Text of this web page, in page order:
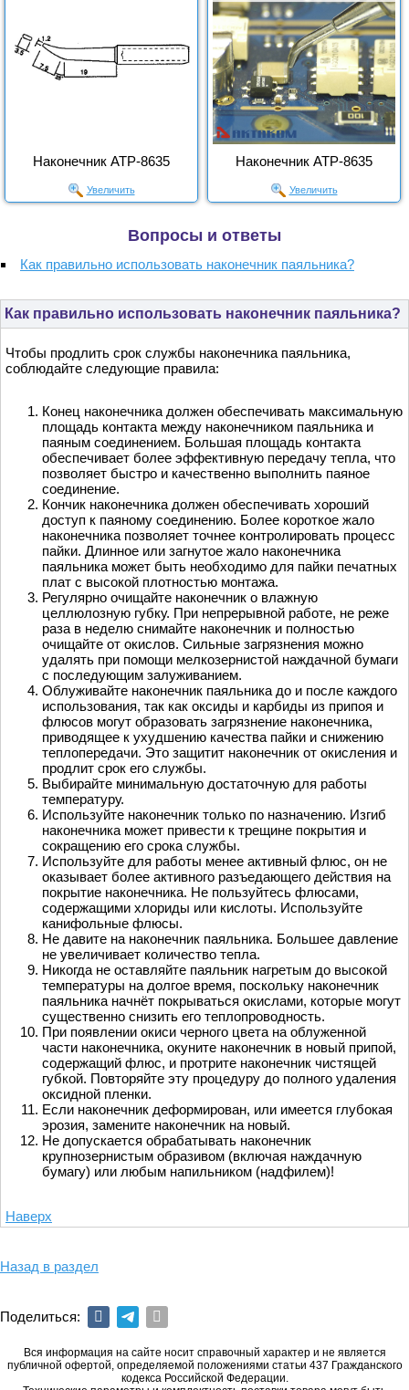
Наконечник АТР-8635
Увеличить
Наконечник АТР-8635
Увеличить
Вопросы и ответы
Как правильно использовать наконечник паяльника?
Как правильно использовать наконечник паяльника?
Чтобы продлить срок службы наконечника паяльника,
соблюдайте следующие правила:
Конец наконечника должен обеспечивать максимальную
площадь контакта между наконечником паяльника и
паяным соединением. Большая площадь контакта
обеспечивает более эффективную передачу тепла, что
позволяет быстро и качественно выполнить паяное
соединение.
Кончик наконечника должен обеспечивать хороший
доступ к паяному соединению. Более короткое жало
наконечника позволяет точнее контролировать процесс
пайки. Длинное или загнутое жало наконечника
паяльника может быть необходимо для пайки печатных
плат с высокой плотностью монтажа.
Регулярно очищайте наконечник о влажную
целлюлозную губку. При непрерывной работе, не реже
раза в неделю снимайте наконечник и полностью
очищайте от окислов. Сильные загрязнения можно
удалять при помощи мелкозернистой наждачной бумаги
с последующим залуживанием.
Облуживайте наконечник паяльника до и после каждого
использования, так как оксиды и карбиды из припоя и
флюсов могут образовать загрязнение наконечника,
приводящее к ухудшению качества пайки и снижению
теплопередачи. Это защитит наконечник от окисления и
продлит срок его службы.
Выбирайте минимальную достаточную для работы
температуру.
Используйте наконечник только по назначению. Изгиб
наконечника может привести к трещине покрытия и
сокращению его срока службы.
Используйте для работы менее активный флюс, он не
оказывает более активного разъедающего действия на
покрытие наконечника. Не пользуйтесь флюсами,
содержащими хлориды или кислоты. Используйте
канифольные флюсы.
Не давите на наконечник паяльника. Большее давление
не увеличивает количество тепла.
Никогда не оставляйте паяльник нагретым до высокой
температуры на долгое время, поскольку наконечник
паяльника начнёт покрываться окислами, которые могут
существенно снизить его теплопроводность.
При появлении окиси черного цвета на облуженной
части наконечника, окуните наконечник в новый припой,
содержащий флюс, и протрите наконечник чистящей
губкой. Повторяйте эту процедуру до полного удаления
оксидной пленки.
Если наконечник деформирован, или имеется глубокая
эрозия, замените наконечник на новый.
Не допускается обрабатывать наконечник
крупнозернистым образивом (включая наждачную
бумагу) или любым напильником (надфилем)!
Наверх
Назад в раздел
Поделиться:
Вся информация на сайте носит справочный характер и не является
публичной офертой, определяемой положениями статьи 437 Гражданского
кодекса Российской Федерации.